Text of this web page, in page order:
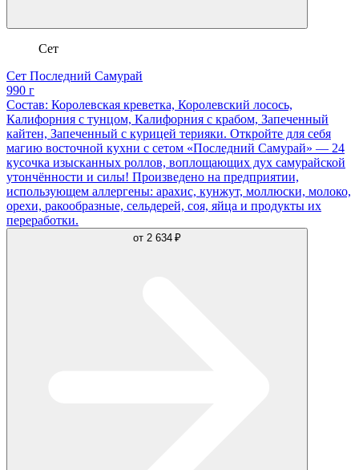
Сет
Сет Последний Самурай
990 г
Состав: Королевская креветка, Королевский лосось,
Калифорния с тунцом, Калифорния с крабом, Запеченный
кайтен, Запеченный с курицей терияки. Откройте для себя
магию восточной кухни с сетом «Последний Самурай» — 24
кусочка изысканных роллов, воплощающих дух самурайской
утончённости и силы! Произведено на предприятии,
использующем аллергены: арахис, кунжут, моллюски, молоко,
орехи, ракообразные, сельдерей, соя, яйца и продукты их
переработки.
от 2 634 ₽